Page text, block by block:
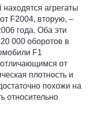
агрегаты
F2004, вторую, –
года. Оба эти
000 оборотов в
F1
от
плотность и
похожи на
относительно